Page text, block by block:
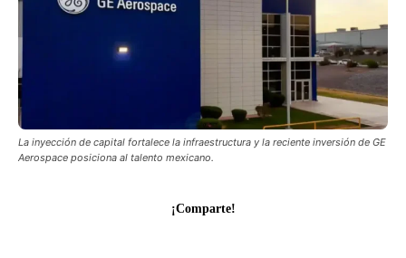
La inyección de capital fortalece la infraestructura y la reciente inversión de GE
Aerospace posiciona al talento mexicano.
¡Comparte!